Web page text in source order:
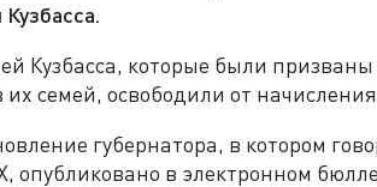
Кузбасса.
Кузбасса, которые были
их семей, освободили от
губернатора, в котором
опубликовано в электронном